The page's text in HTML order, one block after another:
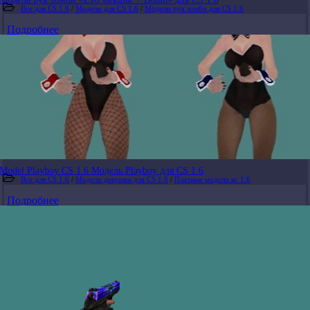
Все для CS 1.6 / Модели для CS 1.6 / Модели рук зомби для CS 1.6
Подробнее
Model Playboy CS 1.6 Модель Playboy для CS 1.6
Все для CS 1.6 / Модели девушек для CS 1.6 / Платные модели кс 1.6
Подробнее